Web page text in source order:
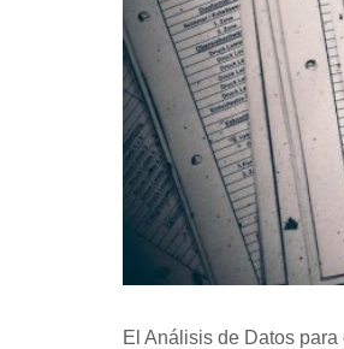
El Análisis de Datos